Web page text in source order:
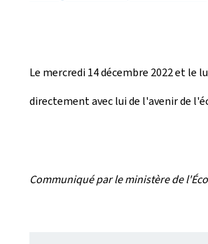
Le mercredi 14 décembre 2022 et le
directement avec lui de l'avenir de
Communiqué par le ministère de